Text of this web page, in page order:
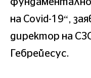
на Covid-19“,
директор на
Гебрейесус.